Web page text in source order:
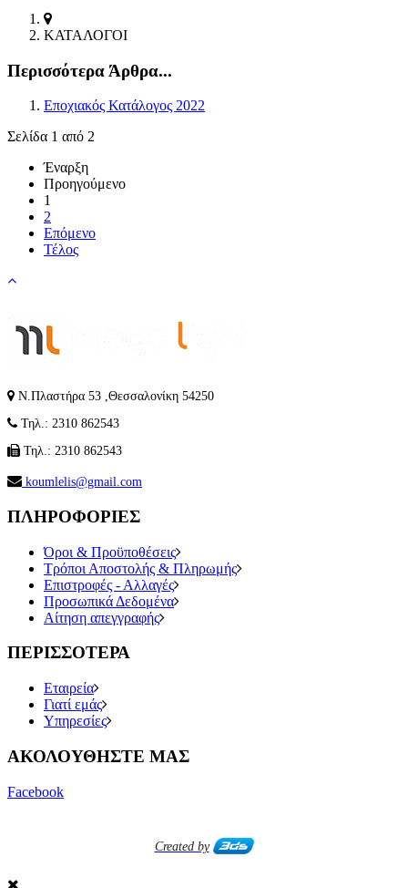
ΚΑΤΑΛΟΓΟΙ
Περισσότερα Άρθρα...
Εποχιακός Κατάλογος 2022
Σελίδα 1 από 2
Έναρξη
Προηγούμενο
1
2
Επόμενο
Τέλος
Ν.Πλαστήρα 53 ,Θεσσαλονίκη 54250
Τηλ.: 2310 862543
Τηλ.: 2310 862543
koumlelis@gmail.com
ΠΛΗΡΟΦΟΡΙΕΣ
Όροι & Προϋποθέσεις
Τρόποι Αποστολής & Πληρωμής
Επιστροφές - Αλλαγές
Προσωπικά Δεδομένα
Αίτηση απεγγραφής
ΠΕΡΙΣΣΟΤΕΡΑ
Εταιρεία
Γιατί εμάς
Υπηρεσίες
ΑΚΟΛΟΥΘΗΣΤΕ ΜΑΣ
Facebook
Created by